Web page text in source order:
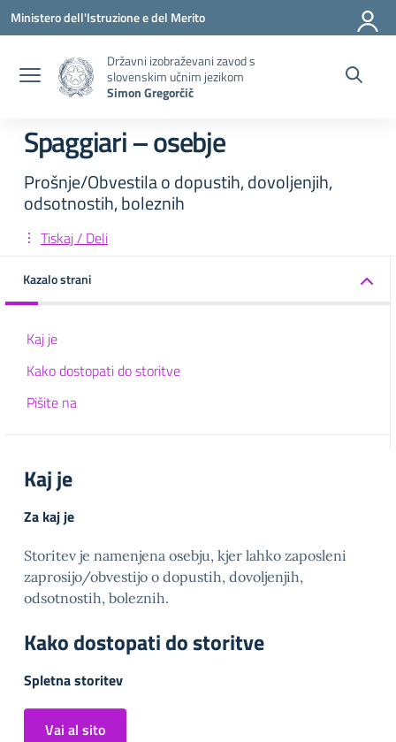
Pojdi na vsebino
Pojdite v meni
Pojdi na nogo
Ministero dell'Istruzione e del Merito
Državni izobraževani zavod s
slovenskim učnim jezikom
Simon Gregorčič
Spaggiari – osebje
Prošnje/Obvestila o dopustih, dovoljenjih,
odsotnostih, boleznih
Tiskaj / Deli
Kazalo strani
Kaj je
Kako dostopati do storitve
Pišite na
Kaj je
Za kaj je
Storitev je namenjena osebju, kjer lahko zaposleni
zaprosijo/obvestijo o dopustih, dovoljenjih,
odsotnostih, boleznih.
Kako dostopati do storitve
Spletna storitev
Vai al sito